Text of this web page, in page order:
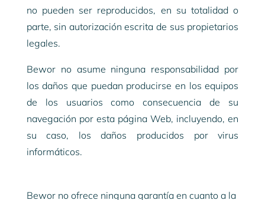
no pueden ser reproducidos, en su totalidad o
parte, sin autorización escrita de sus propietarios
legales.
Bewor no asume ninguna responsabilidad por
los daños que puedan producirse en los equipos
de los usuarios como consecuencia de su
navegación por esta página Web, incluyendo, en
su caso, los daños producidos por virus
informáticos.
Bewor no ofrece ninguna garantía en cuanto a la